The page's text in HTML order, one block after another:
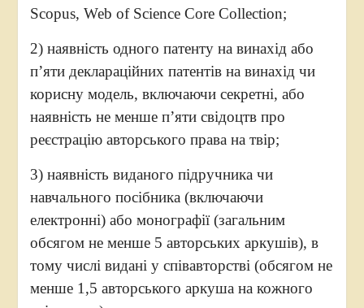
Scopus, Web of Science Core Collection;
2) наявність одного патенту на винахід або
п’яти деклараційних патентів на винахід чи
корисну модель, включаючи секретні, або
наявність не менше п’яти свідоцтв про
реєстрацію авторського права на твір;
3) наявність виданого підручника чи
навчального посібника (включаючи
електронні) або монографії (загальним
обсягом не менше 5 авторських аркушів), в
тому числі видані у співавторстві (обсягом не
менше 1,5 авторського аркуша на кожного